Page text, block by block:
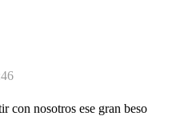
con nosotros ese gran beso